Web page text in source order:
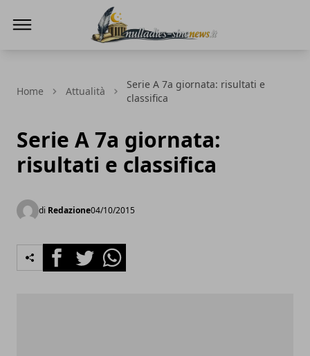
Home Attualità
Serie A 7a giornata: risultati e
classifica
Serie A 7a giornata:
risultati e classifica
di Redazione04/10/2015
FacebookTwitterWhatsapp